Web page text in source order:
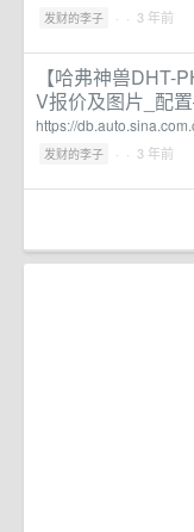
发财的李子 · · 3 年前
【哈弗神兽
V报价及图片_配
https://
发财的李子 · · 3 年前